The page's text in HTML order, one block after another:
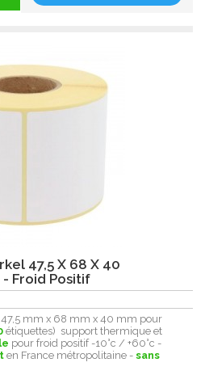
47,5 X 68 X 40
Froid Positif
mm x 68 mm x 40 mm pour
étiquettes) support thermique et
pour froid positif -10°c / +60°c -
en France métropolitaine - sans